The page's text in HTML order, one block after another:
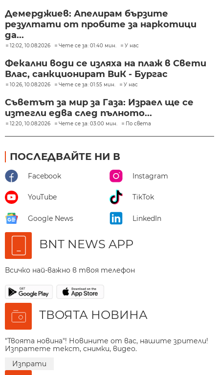
Демерджиев: Апелирам бързите
резултати от пробите за наркотици
да...
12:02, 10.08.2026 Чете се за: 01:40 мин. У нас
Фекални води се изляха на плаж в Свети
Влас, санкционират ВиК - Бургас
10:26, 10.08.2026 Чете се за: 01:55 мин. У нас
Съветът за мир за Газа: Израел ще се
изтегли едва след пълното...
12:20, 10.08.2026 Чете се за: 03:00 мин. По света
ПОСЛЕДВАЙТЕ НИ В
Facebook Instagram
YouTube TikTok
Google News LinkedIn
BNT NEWS APP
Всичко най-важно в твоя телефон
ТВОЯТА НОВИНА
"Твоята новина"! Новините от вас, нашите зрители!
Изпратете текст, снимки, видео.
Изпрати